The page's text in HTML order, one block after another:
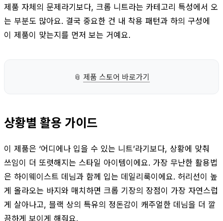
제품 자체의 문제라기보다, 크롭 니트라는 카테고리 특성에서 오
는 부분도 많아요. 결국 중요한 건 내 착용 패턴과 하의 구성에
이 제품이 맞는지를 먼저 보는 거예요.
📎 제품 스토어 바로가기
상황별 활용 가이드
이 제품은 ‘어디에나 입을 수 있는 니트’라기보다, 상황에 맞춰
쓰임이 더 또렷해지는 스타일 아이템이에요. 가장 무난한 활용법
은 하이웨이스트 데님과 함께 입는 데일리룩이에요. 허리선이 높
게 올라오는 바지와 매치하면 크롭 기장의 장점이 가장 자연스럽
게 살아나고, 블랙 상의 특유의 정돈감이 캐주얼한 데님을 더 깔
끔하게 보이게 해줘요.